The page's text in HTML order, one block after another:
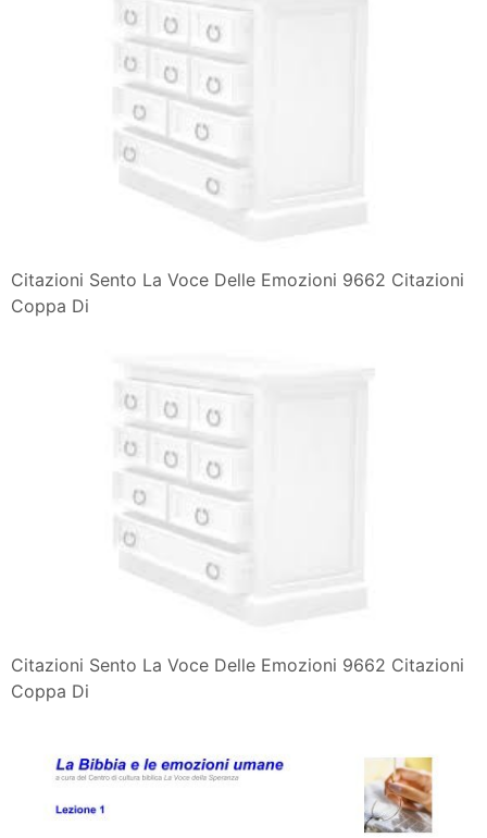
Citazioni Sento La Voce Delle Emozioni 9662 Citazioni
Coppa Di
Citazioni Sento La Voce Delle Emozioni 9662 Citazioni
Coppa Di